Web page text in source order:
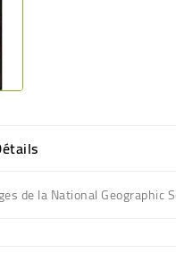
de la National